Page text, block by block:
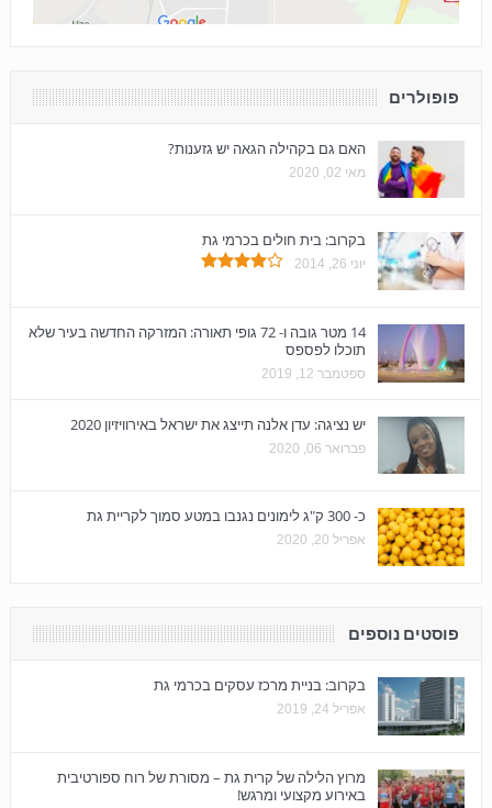
פופולרים
האם גם בקהילה הגאה יש גזענות?
מאי 02, 2020
בקרוב: בית חולים בכרמי גת
יוני 26, 2014
14 מטר גובה ו- 72 גופי תאורה: המזרקה החדשה בעיר שלא
תוכלו לפספס
ספטמבר 12, 2019
יש נציגה: עדן אלנה תייצג את ישראל באירוויזיון 2020
פברואר 06, 2020
כ- 300 ק"ג לימונים נגנבו במטע סמוך לקריית גת
אפריל 20, 2020
פוסטים נוספים
בקרוב: בניית מרכז עסקים בכרמי גת
אפריל 24, 2019
מרוץ הלילה של קרית גת – מסורת של רוח ספורטיבית
באירוע מקצועי ומרגש!